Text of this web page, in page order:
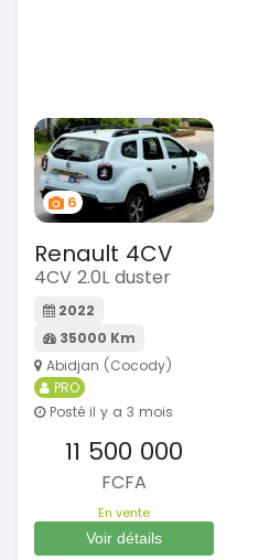
6
Renault 4CV
4CV 2.0L duster
2022
35000 Km
Abidjan (Cocody)
PRO
Posté il y a 3 mois
11 500 000
FCFA
En vente
Voir détails